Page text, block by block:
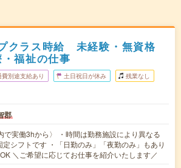
クラス時給 未経験・無資格
福祉の仕事
費別途支給あり 土日祝日が休み 残業なし
郡
で実働3hから〉 ・時間は勤務施設により異なる
定シフトです ・「日勤のみ」「夜勤のみ」もあり
＼ご希望に応じてお仕事を紹介いたします／